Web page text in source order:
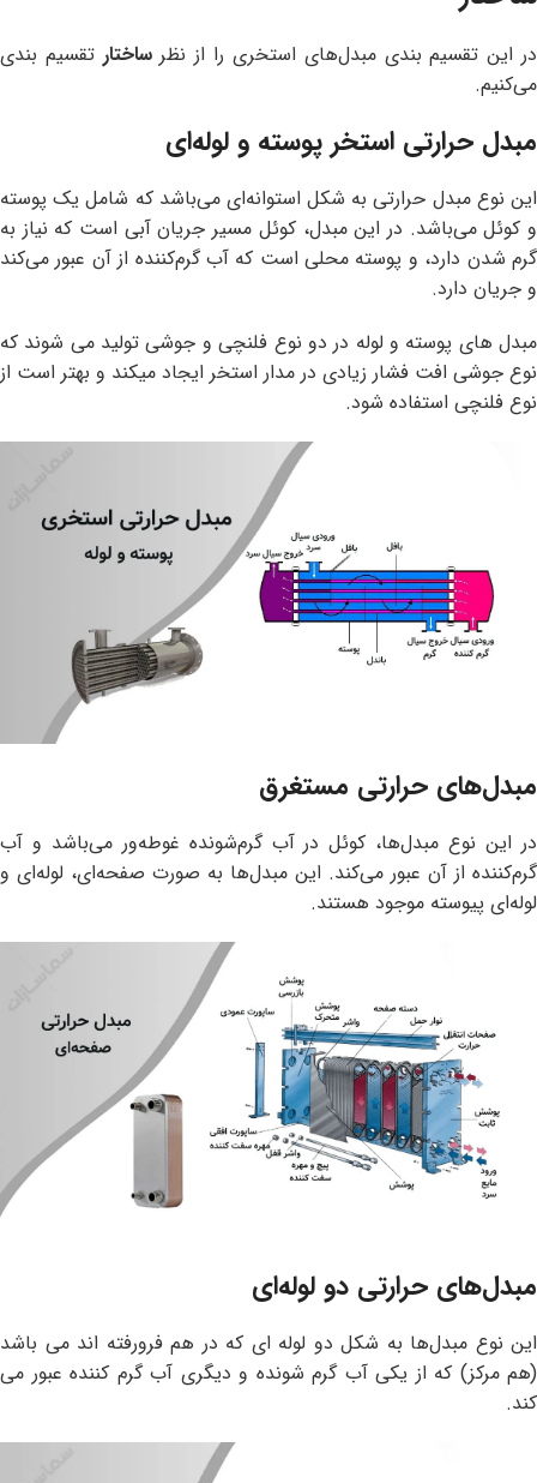
در این تقسیم بندی مبدل‌های استخری را از نظرساختارتقسیم بندی
می‌کنیم.
مبدل حرارتی استخر پوسته و لوله‌ای
این نوع مبدل حرارتی به شکل استوانه‌ای می‌باشد که شامل یک پوسته
و کوئل می‌باشد. در این مبدل، کوئل مسیر جریان آبی است که نیاز به
گرم شدن دارد، و پوسته محلی است که آب گرم‌کننده از آن عبور می‌کند
و جریان دارد.
مبدل های پوسته و لوله در دو نوع فلنچی و جوشی تولید می شوند که
نوع جوشی افت فشار زیادی در مدار استخر ایجاد میکند و بهتر است از
نوع فلنچی استفاده شود.
مبدل‌های حرارتی مستغرق
در این نوع مبدل‌ها، کوئل در آب گرم‌شونده غوطه‌ور می‌باشد و آب
گرم‌کننده از آن عبور می‌کند. این مبدل‌ها به صورت صفحه‌ای، لوله‌ای و
لوله‌ای پیوسته موجود هستند.
مبدل‌های حرارتی دو لوله‌ای
این نوع مبدل‌ها به شکل دو لوله ای که در هم فرورفته اند می باشد
(هم مرکز) که از یکی آب گرم شونده و دیگری آب گرم کننده عبور می
کند.